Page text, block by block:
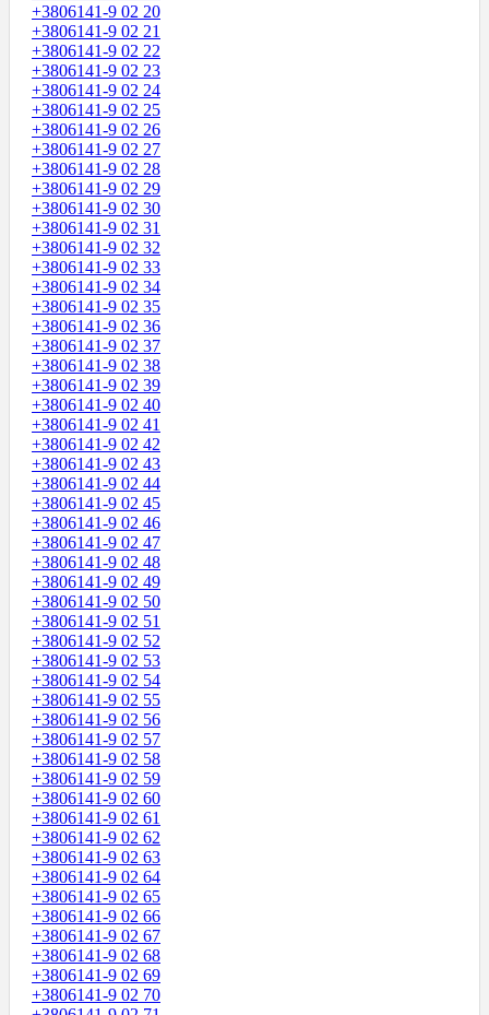
+3806141-9 02 20
+3806141-9 02 21
+3806141-9 02 22
+3806141-9 02 23
+3806141-9 02 24
+3806141-9 02 25
+3806141-9 02 26
+3806141-9 02 27
+3806141-9 02 28
+3806141-9 02 29
+3806141-9 02 30
+3806141-9 02 31
+3806141-9 02 32
+3806141-9 02 33
+3806141-9 02 34
+3806141-9 02 35
+3806141-9 02 36
+3806141-9 02 37
+3806141-9 02 38
+3806141-9 02 39
+3806141-9 02 40
+3806141-9 02 41
+3806141-9 02 42
+3806141-9 02 43
+3806141-9 02 44
+3806141-9 02 45
+3806141-9 02 46
+3806141-9 02 47
+3806141-9 02 48
+3806141-9 02 49
+3806141-9 02 50
+3806141-9 02 51
+3806141-9 02 52
+3806141-9 02 53
+3806141-9 02 54
+3806141-9 02 55
+3806141-9 02 56
+3806141-9 02 57
+3806141-9 02 58
+3806141-9 02 59
+3806141-9 02 60
+3806141-9 02 61
+3806141-9 02 62
+3806141-9 02 63
+3806141-9 02 64
+3806141-9 02 65
+3806141-9 02 66
+3806141-9 02 67
+3806141-9 02 68
+3806141-9 02 69
+3806141-9 02 70